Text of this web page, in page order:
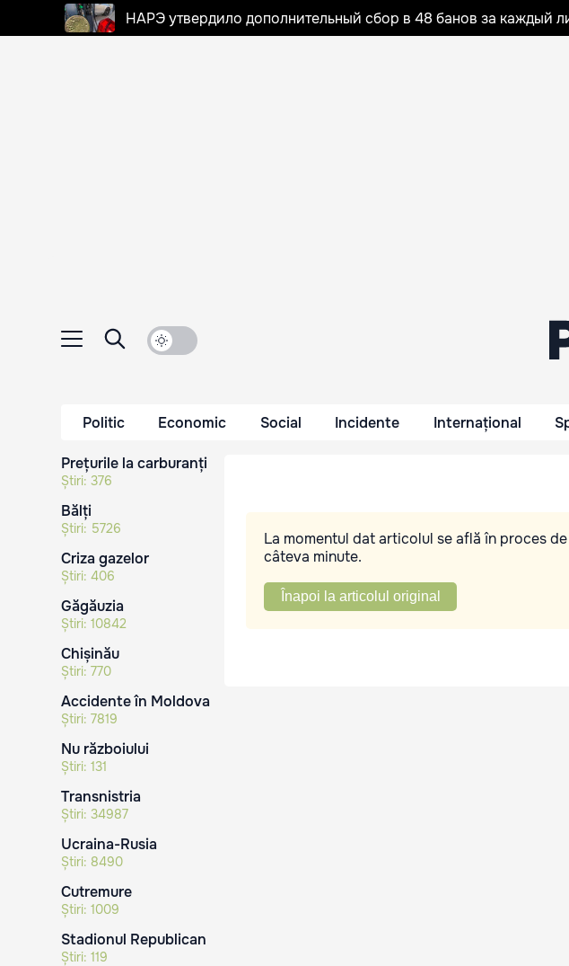
НАРЭ утвердило дополнительный сбор в 48 банов за каждый
Politic Economic Social Incidente Internațional
Prețurile la carburanți
Știri: 376
Bălți
Știri: 5726
Criza gazelor
Știri: 406
Găgăuzia
Știri: 10842
Chișinău
Știri: 770
Accidente în Moldova
Știri: 7819
Nu războiului
Știri: 131
Transnistria
Știri: 34987
Ucraina-Rusia
Știri: 8490
Cutremure
Știri: 1009
Stadionul Republican
Știri: 119
La momentul dat articolul se află în proces
câteva minute.
Înapoi la articolul original